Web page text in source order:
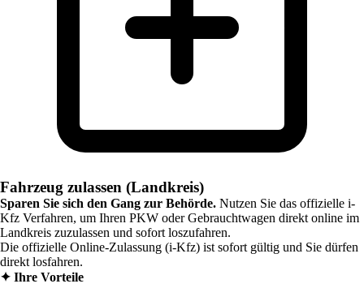
Fahrzeug zulassen (Landkreis)
Sparen Sie sich den Gang zur Behörde. Nutzen Sie das offizielle i-
Kfz Verfahren, um Ihren PKW oder Gebrauchtwagen direkt online im
Landkreis zuzulassen und sofort loszufahren.
Die offizielle Online-Zulassung (i-Kfz) ist sofort gültig und Sie dürfen
direkt losfahren.
✦ Ihre Vorteile